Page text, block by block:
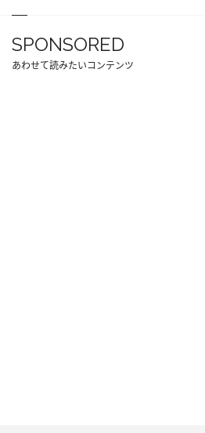
SPONSORED
あわせて読みたいコンテンツ